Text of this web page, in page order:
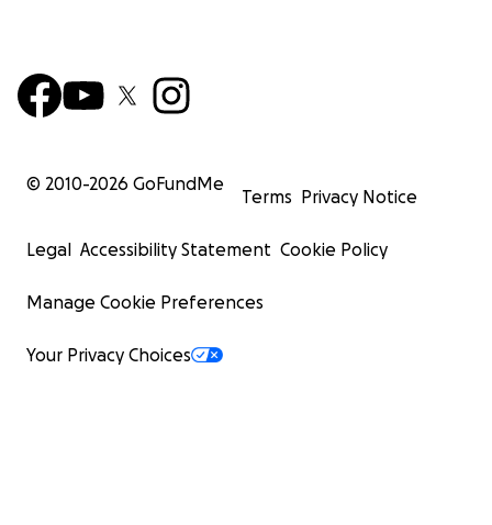
© 2010-2026 GoFundMe
Terms Privacy Notice
Legal Accessibility Statement Cookie Policy
Manage Cookie Preferences
Your Privacy Choices